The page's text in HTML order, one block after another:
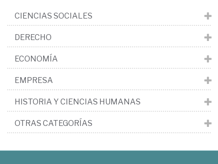
CIENCIAS SOCIALES
DERECHO
ECONOMÍA
EMPRESA
HISTORIA Y CIENCIAS HUMANAS
OTRAS CATEGORÍAS